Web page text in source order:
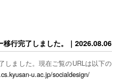
移行完了しました。｜2026.08.06
しました。現在ご覧のURLは以下の
u.ac.jp/socialdesign/